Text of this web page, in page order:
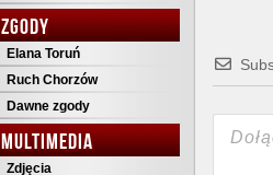
ZGODY
Elana Toruń
Ruch Chorzów
Dawne zgody
MULTIMEDIA
Zdjęcia